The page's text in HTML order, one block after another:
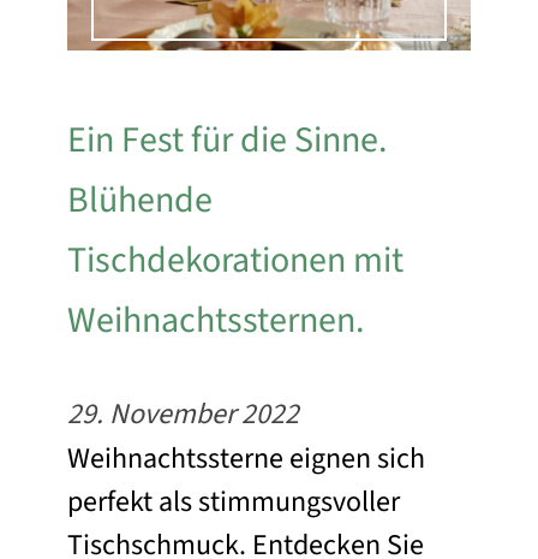
Ein Fest für die Sinne.
Blühende
Tischdekorationen mit
Weihnachtssternen.
29. November 2022
Weihnachtssterne eignen sich
perfekt als stimmungsvoller
Tischschmuck. Entdecken Sie